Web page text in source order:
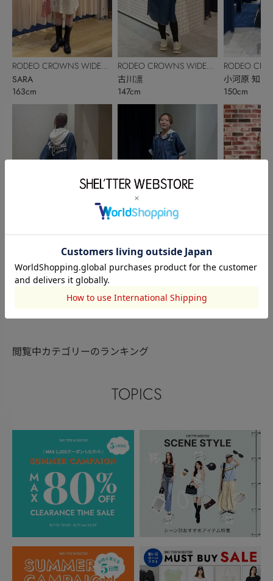
RODEO CROWNS WIDE
BOWL
SARA
163cm
RODEO CROWNS WIDE
157cm
RODEO CROWNS WIDE
BOWL
古川凛
147cm
RODEO CROWNS WIDE
BOWL
田野井 ひなた
159cm
RODEO
BOWL
小河原 知沙
150cm
163cm
このアイテムを見た人がチェックしている商品
閲覧中カテゴリーのランキング
TOPICS